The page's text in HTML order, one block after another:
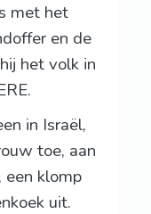
met het
en de
het volk in
in Israël,
toe, aan
een klomp
uit.